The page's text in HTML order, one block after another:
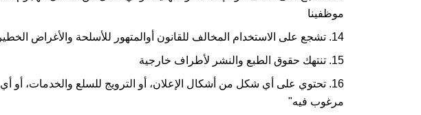
موظفينا
14. تشجع على الاستخدام المخالف للقانون أوالمتهور للأسلحة والأغراض الخطيرة، أو تسهل شراء الأسلحة النارية
15. تنتهك حقوق الطبع والنشر لأطراف خارجية
16. تحتوي على أي شكل من أشكال الإعلان، أو الترويج للسلع والخدمات، أو
مرغوب فيه"